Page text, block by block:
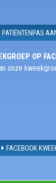
PATIËNTENPAS
OP
onze
FACEBOOK